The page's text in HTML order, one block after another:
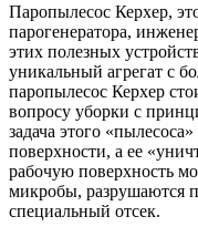
Паропылесос Керхер,
парогенератора,
этих полезных
уникальный агрегат с
паропылесос Керхер
вопросу уборки с
задача этого
поверхности, а ее
рабочую поверхность
микробы, разрушаются
специальный отсек.